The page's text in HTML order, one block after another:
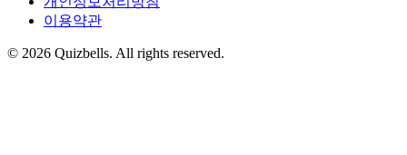
이용약관
© 2026 Quizbells. All rights reserved.